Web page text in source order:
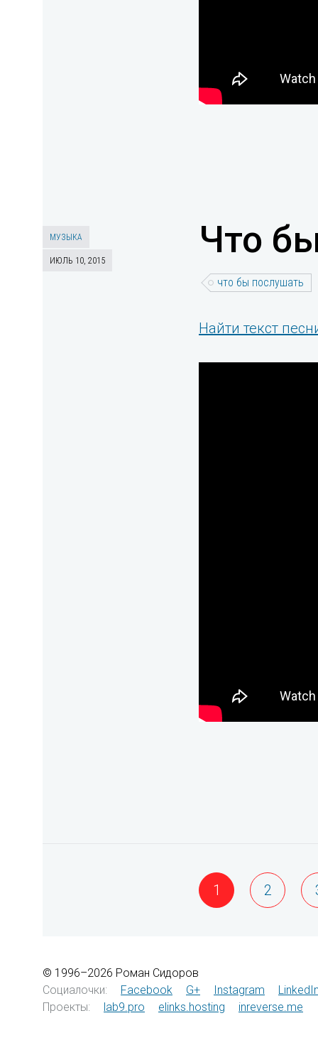
МУЗЫКА
ИЮЛЬ 10, 2015 Что
что бы послушать
Найти текст
1 2
© 1996–2026 Роман Сидоров
Социалочки:
Facebook G+ Instagram
Проекты:
lab9.pro elinks.hosting inreverse.me